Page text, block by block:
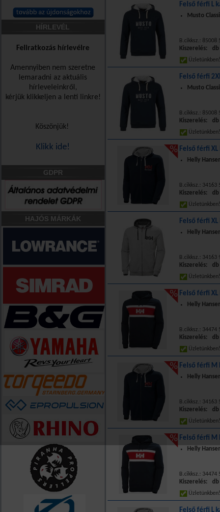
HÍRLEVÉL
Feliratkozás hírlevélre
Amennyiben nem szeretne
lemaradni az aktuális
hírleveleinkről,
kérjük klikkeljen a lenti linkre!
Köszönjük!
Klikk ide!
GDPR
HAJÓS MÁRKÁK
Felső férfi L
Musto
B.cikksz.: 85008
Kiszerelés: db
Felső férfi
Musto
B.cikksz.: 85008
Kiszerelés: db
Felső férfi
Helly
B.cikksz.:
Kiszerelés: db
Felső férfi
Helly
B.cikksz.:
Kiszerelés: db
Felső férfi
Helly
B.cikksz.:
Kiszerelés: db
Felső férfi M
Helly
B.cikksz.:
Kiszerelés: db
Felső férfi M
Helly
B.cikksz.:
Kiszerelés: db
Felső férfi L